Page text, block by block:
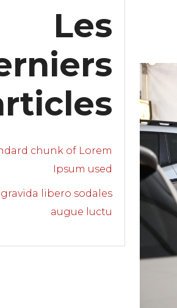
Les
chunk of Lorem
Ipsum used
libero sodales
augue luctu